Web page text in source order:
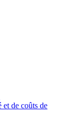
et de coûts de